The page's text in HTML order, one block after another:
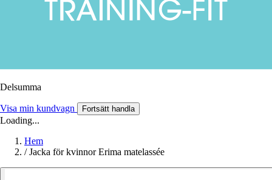
Delsumma
Visa min kundvagn Fortsätt handla
Loading...
Hem
/ Jacka för kvinnor Erima matelassée